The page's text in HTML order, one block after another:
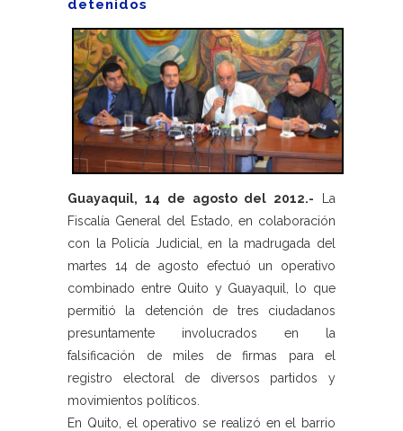
detenidos
Guayaquil, 14 de agosto del 2012.- La
Fiscalía General del Estado, en colaboración
con la Policía Judicial, en la madrugada del
martes 14 de agosto efectuó un operativo
combinado entre Quito y Guayaquil, lo que
permitió la detención de tres ciudadanos
presuntamente involucrados en la
falsificación de miles de firmas para el
registro electoral de diversos partidos y
movimientos políticos.
En Quito, el operativo se realizó en el barrio